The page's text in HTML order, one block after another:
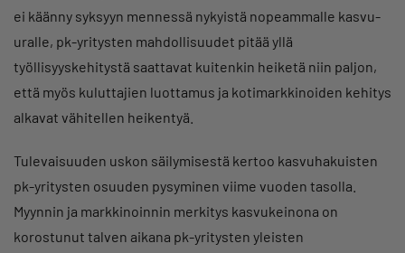
ei käänny syksyyn mennessä nykyistä nopeammalle kasvu-
uralle, pk-yritysten mahdollisuudet pitää yllä
työllisyyskehitystä saattavat kuitenkin heiketä niin paljon,
että myös kuluttajien luottamus ja kotimarkkinoiden kehitys
alkavat vähitellen heikentyä.
Tulevaisuuden uskon säilymisestä kertoo kasvuhakuisten
pk-yritysten osuuden pysyminen viime vuoden tasolla.
Myynnin ja markkinoinnin merkitys kasvukeinona on
korostunut talven aikana pk-yritysten yleisten